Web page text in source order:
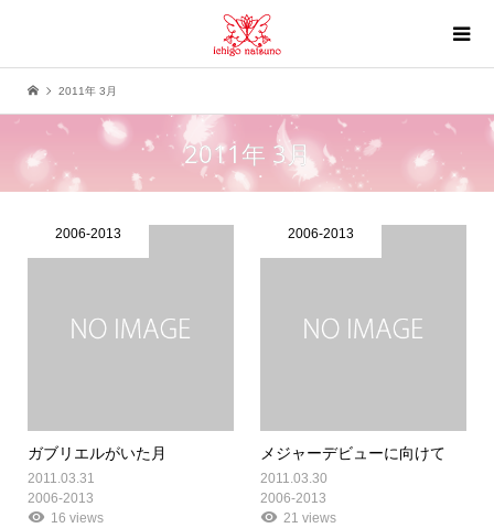
2011年 3月
2011年 3月
2006-2013
ガブリエルがいた月
2011.03.31
2006-2013
16 views
2006-2013
メジャーデビューに向けて
2011.03.30
2006-2013
21 views